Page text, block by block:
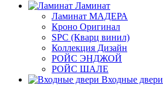
Ламинат
Ламинат МАДЕРА
Кроно Оригинал
SPC (Кварц винил)
Коллекция Дизайн
РОЙС ЭНДЖОЙ
РОЙС ШАЛЕ
Входные двери